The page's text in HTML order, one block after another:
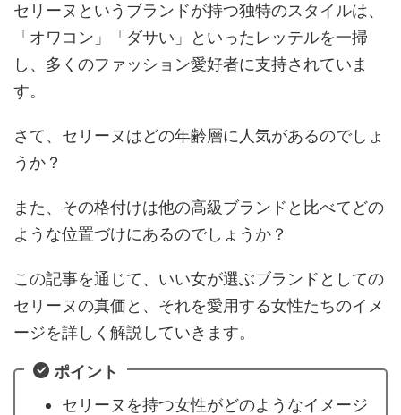
セリーヌというブランドが持つ独特のスタイルは、
「オワコン」「ダサい」といったレッテルを一掃
し、多くのファッション愛好者に支持されていま
す。
さて、セリーヌはどの年齢層に人気があるのでしょ
うか？
また、その格付けは他の高級ブランドと比べてどの
ような位置づけにあるのでしょうか？
この記事を通じて、いい女が選ぶブランドとしての
セリーヌの真価と、それを愛用する女性たちのイメ
ージを詳しく解説していきます。
ポイント
セリーヌを持つ女性がどのようなイメージ